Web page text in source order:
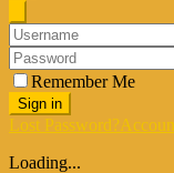
Remember Me
Sign in
Lost Password?
Loading...